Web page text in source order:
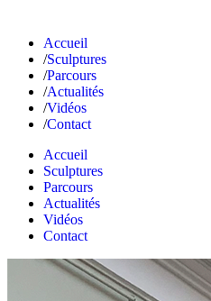
Accueil
Sculptures
Parcours
Actualités
Vidéos
Contact
Accueil
Sculptures
Parcours
Actualités
Vidéos
Contact